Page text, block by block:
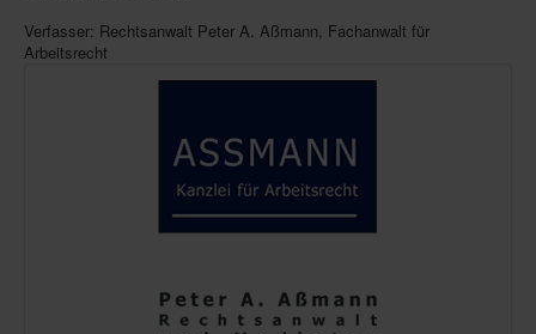
Verfasser: Rechtsanwalt Peter A. Aßmann, Fachanwalt für
Arbeitsrecht